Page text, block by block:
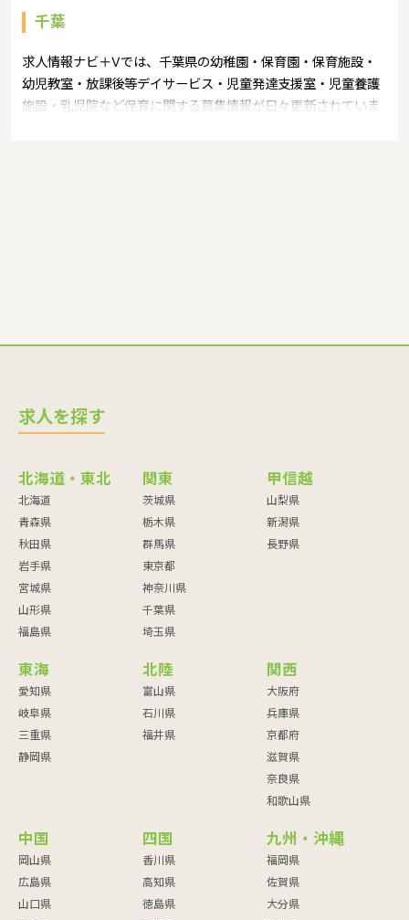
千葉
求人情報ナビ＋Vでは、千葉県の幼稚園・保育園・保育施設・
幼児教室・放課後等デイサービス・児童発達支援室・児童養護
施設・乳児院など保育に関する募集情報が日々更新されていま
求人を探す
北海道・東北
北海道
青森県
秋田県
岩手県
宮城県
山形県
福島県
関東
茨城県
栃木県
群馬県
東京都
神奈川県
千葉県
埼玉県
甲信越
山梨県
新潟県
長野県
東海
愛知県
岐阜県
三重県
静岡県
北陸
富山県
石川県
福井県
関西
大阪府
兵庫県
京都府
滋賀県
奈良県
和歌山県
中国
岡山県
広島県
山口県
四国
香川県
高知県
徳島県
九州・沖縄
福岡県
佐賀県
大分県